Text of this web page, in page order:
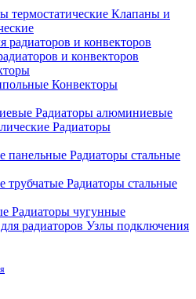
Клапаны и
и конвекторов
Конвекторы
Радиаторы алюминиевые
Радиаторы
Радиаторы стальные
Радиаторы стальные
Радиаторы чугунные
Узлы подключения